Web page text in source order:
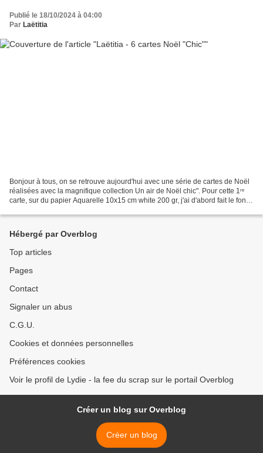
Publié le 18/10/2024 à 04:00
Par Laëtitia
Bonjour à tous, on se retrouve aujourd'hui avec une série de cartes de Noël
réalisées avec la magnifique collection Un air de Noël chic". Pour cette 1ʳᵉ
carte, sur du papier Aquarelle 10x15 cm white 200 gr, j'ai d'abord fait le fond
Hébergé par Overblog
Top articles
Pages
Contact
Signaler un abus
C.G.U.
Cookies et données personnelles
Préférences cookies
Voir le profil de Lydie - la fee du scrap sur le portail Overblog
Créer un blog sur Overblog
Créer un blog